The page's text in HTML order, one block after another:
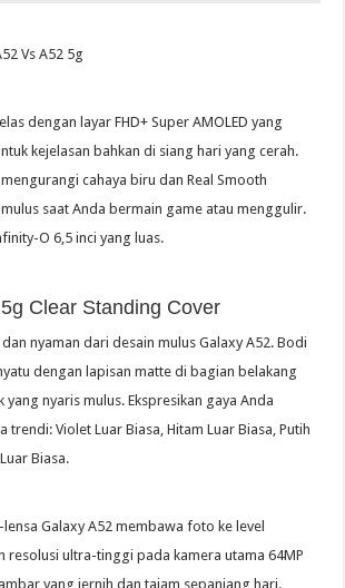
dengan layar FHD+ Super AMOLED yang
kejelasan bahkan di siang hari yang cerah.
cahaya biru dan Real Smooth
saat Anda bermain game atau menggulir.
O 6,5 inci yang luas.
Clear Standing Cover
nyaman dari desain mulus Galaxy A52. Bodi
dengan lapisan matte di bagian belakang
nyaris mulus. Ekspresikan gaya Anda
trendi: Violet Luar Biasa, Hitam Luar Biasa, Putih
Biasa.
Galaxy A52 membawa foto ke level
resolusi ultra-tinggi pada kamera utama 64MP
yang jernih dan tajam sepanjang hari.